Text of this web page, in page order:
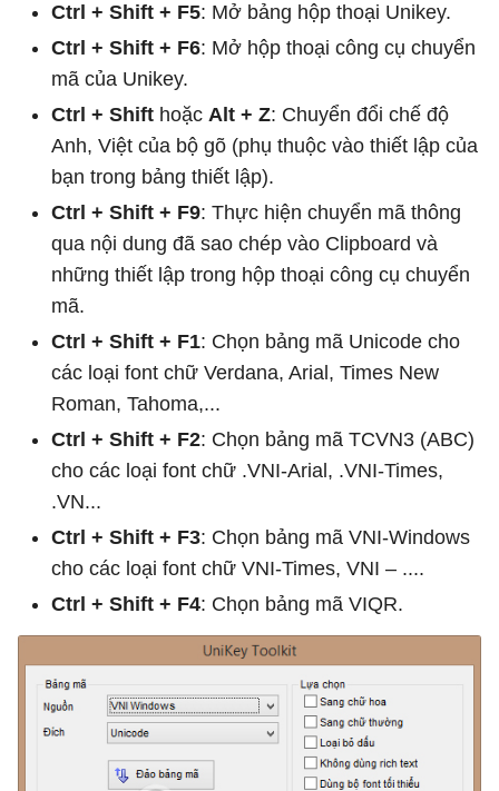
Ctrl + Shift + F5: Mở bảng hộp thoại Unikey.
Ctrl + Shift + F6: Mở hộp thoại công cụ chuyển
mã của Unikey.
Ctrl + Shift hoặc Alt + Z: Chuyển đổi chế độ
Anh, Việt của bộ gõ (phụ thuộc vào thiết lập của
bạn trong bảng thiết lập).
Ctrl + Shift + F9: Thực hiện chuyển mã thông
qua nội dung đã sao chép vào Clipboard và
những thiết lập trong hộp thoại công cụ chuyển
mã.
Ctrl + Shift + F1: Chọn bảng mã Unicode cho
các loại font chữ Verdana, Arial, Times New
Roman, Tahoma,...
Ctrl + Shift + F2: Chọn bảng mã TCVN3 (ABC)
cho các loại font chữ .VNI-Arial, .VNI-Times,
.VN...
Ctrl + Shift + F3: Chọn bảng mã VNI-Windows
cho các loại font chữ VNI-Times, VNI – ....
Ctrl + Shift + F4: Chọn bảng mã VIQR.